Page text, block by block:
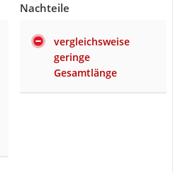
Nachteile
vergleichsweise
geringe
Gesamtlänge